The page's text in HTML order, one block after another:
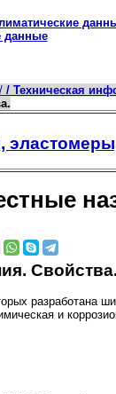
данные
/ / Техническая
Свойства.
разработана
и